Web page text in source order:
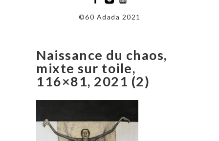
©60 Adada 2021
Naissance du chaos,
mixte sur toile,
116×81, 2021 (2)